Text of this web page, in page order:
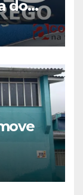
do
e